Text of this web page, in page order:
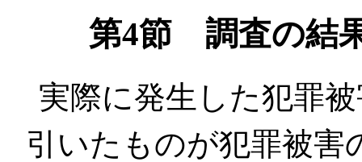
第4節 調査の結
実際に発生した犯罪
引いたものが犯罪被害